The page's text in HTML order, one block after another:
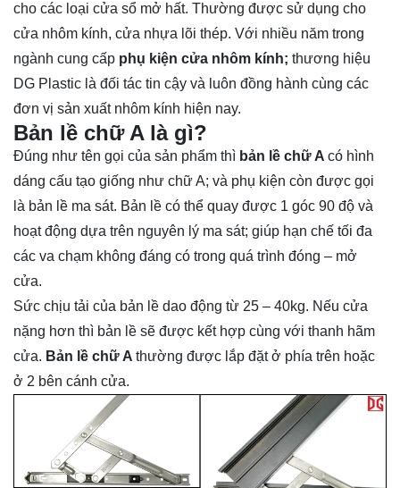
cho các loại cửa sổ mở hất. Thường được sử dụng cho
cửa nhôm kính, cửa nhựa lõi thép. Với nhiều năm trong
ngành cung cấp phụ kiện cửa nhôm kính; thương hiệu
DG Plastic là đối tác tin cậy và luôn đồng hành cùng các
đơn vị sản xuất nhôm kính hiện nay.
Bản lề chữ A là gì?
Đúng như tên gọi của sản phẩm thì bản lề chữ A có hình
dáng cấu tạo giống như chữ A; và phụ kiện còn được gọi
là bản lề ma sát. Bản lề có thể quay được 1 góc 90 độ và
hoạt động dựa trên nguyên lý ma sát; giúp hạn chế tối đa
các va chạm không đáng có trong quá trình đóng – mở
cửa.
Sức chịu tải của bản lề dao động từ 25 – 40kg. Nếu cửa
nặng hơn thì bản lề sẽ được kết hợp cùng với thanh hãm
cửa. Bản lề chữ A thường được lắp đặt ở phía trên hoặc
ở 2 bên cánh cửa.